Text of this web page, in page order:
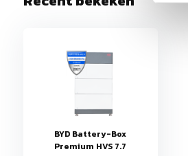
BYD Battery-Box
Premium HVS 7.7